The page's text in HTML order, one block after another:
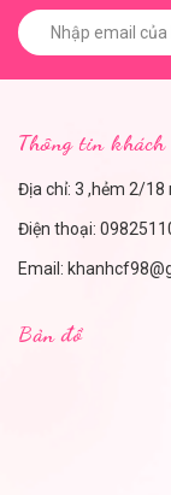
Thông tin khách
Địa chỉ: 3 ,hẻm 2/18
Điện thoại:
Email:
Bản đồ